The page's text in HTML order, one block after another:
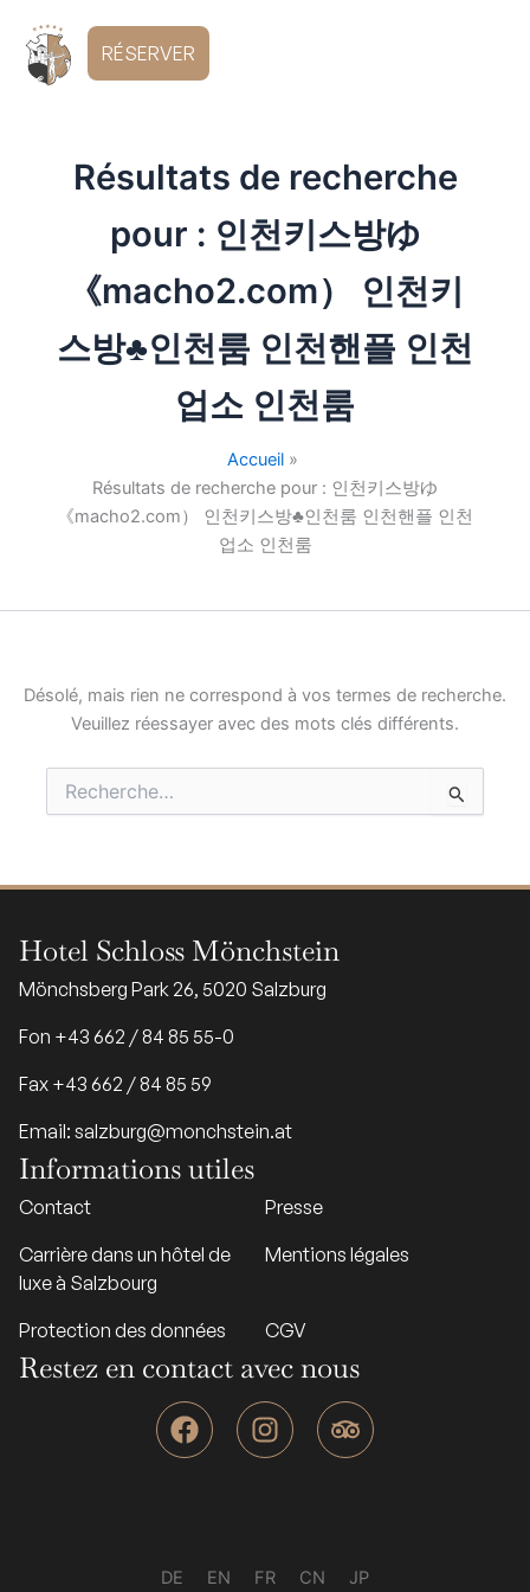
contenu
RÉSERVER
Résultats de recherche
pour : 인천키스방ゆ
《macho2.com） 인천키
스방♣인천룸 인천핸플 인천
업소 인천룸
Accueil
Résultats de recherche pour : 인천키스방ゆ
《macho2.com） 인천키스방♣인천룸 인천핸플 인천
업소 인천룸
Désolé, mais rien ne correspond à vos termes de recherche.
Veuillez réessayer avec des mots clés différents.
Rechercher :
Hotel Schloss Mönchstein
Mönchsberg Park 26, 5020 Salzburg
Fon +43 662 / 84 85 55-0
Fax +43 662 / 84 85 59
Email: salzburg@monchstein.at
Informations utiles
Contact
Presse
Carrière dans un hôtel de
luxe à Salzbourg
Mentions légales
Protection des données CGV
Restez en contact avec nous
F
a
c
I
n
s
r
T
r
i
v
DE EN FR CN JP